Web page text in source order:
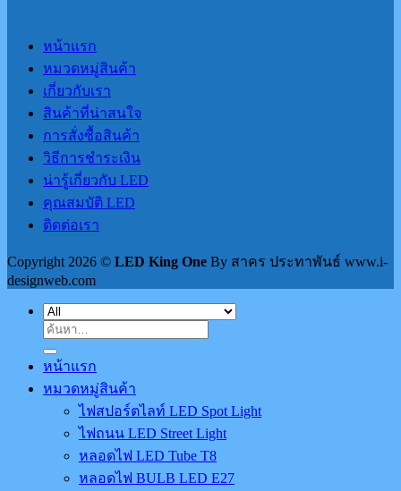
หน้าแรก
หมวดหมู่สินค้า
เกี่ยวกับเรา
สินค้าที่น่าสนใจ
การสั่งซื้อสินค้า
วิธีการชำระเงิน
น่ารู้เกี่ยวกับ LED
คุณสมบัติ LED
ติดต่อเรา
Copyright 2026 © LED King One By สาคร ประทาพันธ์ www.i-
designweb.com
ค้นหา:
หน้าแรก
หมวดหมู่สินค้า
ไฟสปอร์ตไลท์ LED Spot Light
ไฟถนน LED Street Light
หลอดไฟ LED Tube T8
หลอดไฟ BULB LED E27